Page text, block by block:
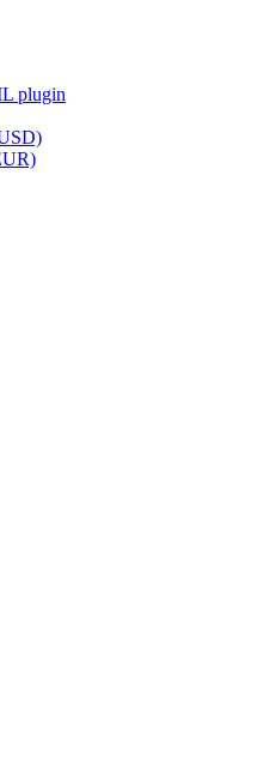
plugin